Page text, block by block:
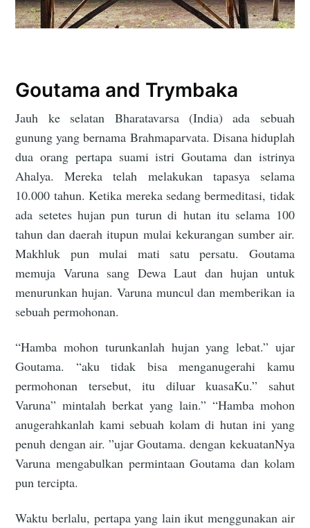
Goutama and Trymbaka
Jauh ke selatan Bharatavarsa (India) ada sebuah
gunung yang bernama Brahmaparvata. Disana hiduplah
dua orang pertapa suami istri Goutama dan istrinya
Ahalya. Mereka telah melakukan tapasya selama
10.000 tahun. Ketika mereka sedang bermeditasi, tidak
ada setetes hujan pun turun di hutan itu selama 100
tahun dan daerah itupun mulai kekurangan sumber air.
Makhluk pun mulai mati satu persatu. Goutama
memuja Varuna sang Dewa Laut dan hujan untuk
menurunkan hujan. Varuna muncul dan memberikan ia
sebuah permohonan.
“Hamba mohon turunkanlah hujan yang lebat.” ujar
Goutama. “aku tidak bisa menganugerahi kamu
permohonan tersebut, itu diluar kuasaKu.” sahut
Varuna” mintalah berkat yang lain.” “Hamba mohon
anugerahkanlah kami sebuah kolam di hutan ini yang
penuh dengan air. ”ujar Goutama. dengan kekuatanNya
Varuna mengabulkan permintaan Goutama dan kolam
pun tercipta.
Waktu berlalu, pertapa yang lain ikut menggunakan air